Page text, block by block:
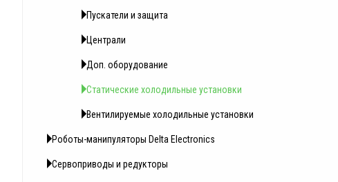
Пускатели и защита
Централи
Доп. оборудование
Статические холодильные установки
Вентилируемые холодильные установки
Роботы-манипуляторы Delta Electronics
Сервоприводы и редукторы